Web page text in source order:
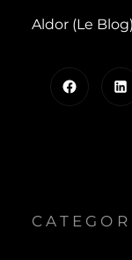
Aldor (le Blog)